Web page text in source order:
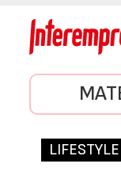
LIFESTYLE